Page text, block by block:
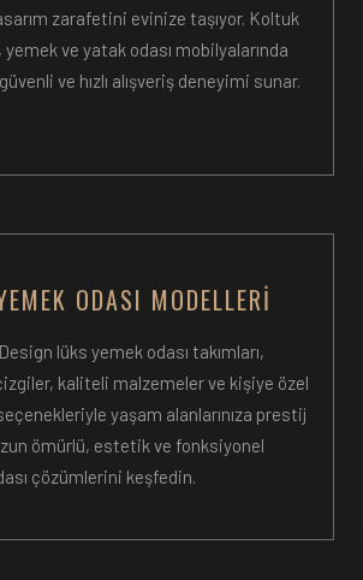
zarafetini evinize taşıyor. Koltuk
yemek ve yatak odası mobilyalarında
ve hızlı alışveriş deneyimi sunar.
ODASI MODELLERI
lüks yemek odası takımları,
kaliteli malzemeler ve kişiye özel
yaşam alanlarınıza prestij
ömürlü, estetik ve fonksiyonel
çözümlerini keşfedin.